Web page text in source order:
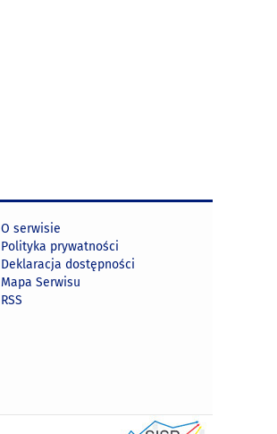
O serwisie
Polityka prywatności
Deklaracja dostępności
Mapa Serwisu
RSS